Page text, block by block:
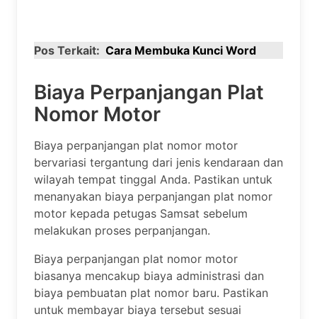
Pos Terkait: Cara Membuka Kunci Word
Biaya Perpanjangan Plat
Nomor Motor
Biaya perpanjangan plat nomor motor
bervariasi tergantung dari jenis kendaraan dan
wilayah tempat tinggal Anda. Pastikan untuk
menanyakan biaya perpanjangan plat nomor
motor kepada petugas Samsat sebelum
melakukan proses perpanjangan.
Biaya perpanjangan plat nomor motor
biasanya mencakup biaya administrasi dan
biaya pembuatan plat nomor baru. Pastikan
untuk membayar biaya tersebut sesuai